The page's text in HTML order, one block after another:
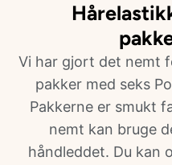
Vi har gjort det nemt
pakker med seks
Pakkerne er smukt
nemt kan bruge
håndleddet. Du kan